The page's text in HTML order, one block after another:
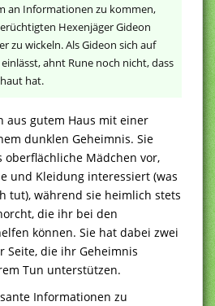
an Informationen zu kommen,
Hexenjäger Gideon
zu wickeln. Als Gideon sich auf
ahnt Rune noch nicht, dass
hat.
aus gutem Haus mit einer
dunklen Geheimnis. Sie
oberflächliche Mädchen vor,
und Kleidung interessiert (was
tut), während sie heimlich stets
die ihr bei den
können. Sie hat dabei zwei
Seite, die ihr Geheimnis
Tun unterstützen.
Informationen zu